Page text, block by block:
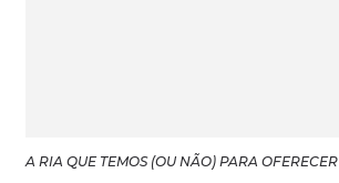
A RIA QUE TEMOS (OU NÃO) PARA OFERECER